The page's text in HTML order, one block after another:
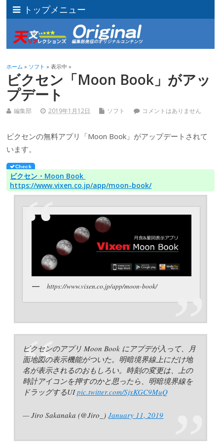
トップメニュー
ホーム » ソフト » 表示中 »
ビクセン「Moon Book」がアッ
プデート
編集部 2019年1月12日 ソフト コメントはありません
ビクセンの無料アプリ「Moon Book」がアップデートされて
います。
ビクセン・Moon Book
https://www.vixen.co.jp/app/moon-book/
https://www.vixen.co.jp/app/moon-book/
ビクセンのアプリ Moon Book にアプデが入って、月
面地図の表示機能がついた。明暗境界線上にだけ地
名が表示されるのおもしろい。時刻の変更は、上の
時計アイコンを押すのかと思ったら、明暗境界線を
ドラッグするUIpic.twitter.com/SjxKGC9MuQ
— Jiro Sakanaka (@Jiro_)January 11, 2019